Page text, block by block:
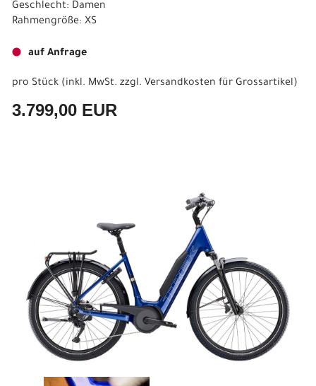
Geschlecht: Damen
Rahmengröße: XS
auf Anfrage
pro Stück (inkl. MwSt. zzgl. Versandkosten für Grossartikel)
3.799,00 EUR